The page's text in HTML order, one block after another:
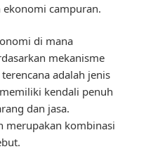
ekonomi campuran.
di mana
mekanisme
adalah jenis
kendali penuh
dan jasa.
merupakan kombinasi